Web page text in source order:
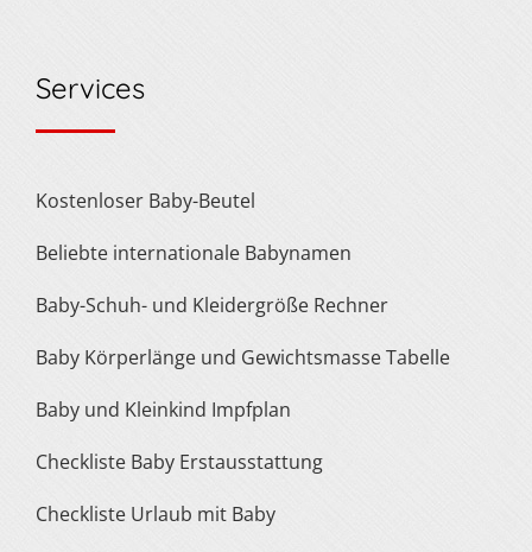
Services
Kostenloser Baby-Beutel
Beliebte internationale Babynamen
Baby-Schuh- und Kleidergröße Rechner
Baby Körperlänge und Gewichtsmasse Tabelle
Baby und Kleinkind Impfplan
Checkliste Baby Erstausstattung
Checkliste Urlaub mit Baby